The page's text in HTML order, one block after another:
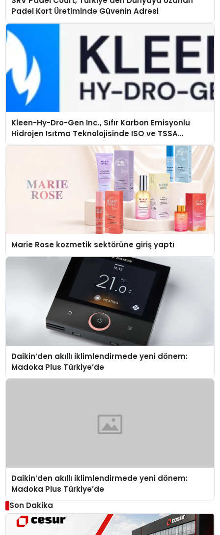
Padel Kort Üretiminde Güvenin Adresi
Kleen-Hy-Dro-Gen Inc., Sıfır Karbon Emisyonlu
Hidrojen Isıtma Teknolojisinde ISO ve TSSA
Düzenleyici Onaylarını Aldı
Marie Rose kozmetik sektörüne giriş yaptı
Daikin’den akıllı iklimlendirmede yeni dönem:
Madoka Plus Türkiye’de
Daikin’den akıllı iklimlendirmede yeni dönem:
Madoka Plus Türkiye’de
Son Dakika